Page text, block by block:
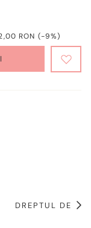
RON (-9%)
DREPTUL DE